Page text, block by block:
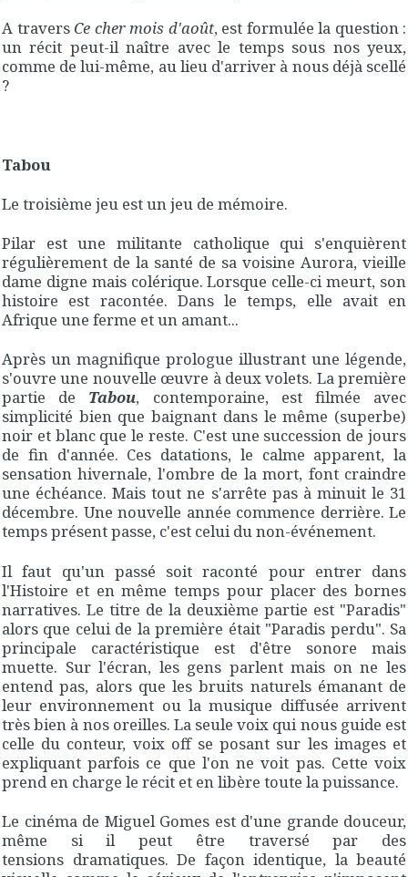
A travers Ce cher mois d'août, est formulée la question :
un récit peut-il naître avec le temps sous nos yeux,
comme de lui-même, au lieu d'arriver à nous déjà scellé
?
Tabou
Le troisième jeu est un jeu de mémoire.
Pilar est une militante catholique qui s'enquièrent
régulièrement de la santé de sa voisine Aurora, vieille
dame digne mais colérique. Lorsque celle-ci meurt, son
histoire est racontée. Dans le temps, elle avait en
Afrique une ferme et un amant...
Après un magnifique prologue illustrant une légende,
s'ouvre une nouvelle œuvre à deux volets. La première
partie de Tabou, contemporaine, est filmée avec
simplicité bien que baignant dans le même (superbe)
noir et blanc que le reste. C'est une succession de jours
de fin d'année. Ces datations, le calme apparent, la
sensation hivernale, l'ombre de la mort, font craindre
une échéance. Mais tout ne s'arrête pas à minuit le 31
décembre. Une nouvelle année commence derrière. Le
temps présent passe, c'est celui du non-événement.
Il faut qu'un passé soit raconté pour entrer dans
l'Histoire et en même temps pour placer des bornes
narratives. Le titre de la deuxième partie est "Paradis"
alors que celui de la première était "Paradis perdu". Sa
principale caractéristique est d'être sonore mais
muette. Sur l'écran, les gens parlent mais on ne les
entend pas, alors que les bruits naturels émanant de
leur environnement ou la musique diffusée arrivent
très bien à nos oreilles. La seule voix qui nous guide est
celle du conteur, voix off se posant sur les images et
expliquant parfois ce que l'on ne voit pas. Cette voix
prend en charge le récit et en libère toute la puissance.
Le cinéma de Miguel Gomes est d'une grande douceur,
même si il peut être traversé par des
tensions dramatiques. De façon identique, la beauté